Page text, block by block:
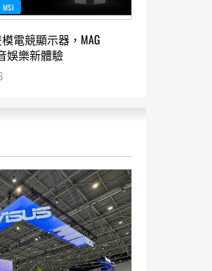
MSI
模電競顯示器，MAG
娛樂新體驗